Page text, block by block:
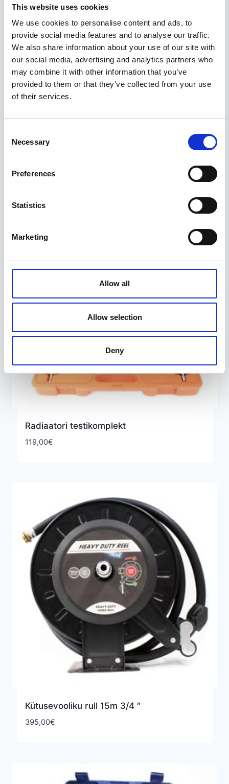
This website uses cookies
We use cookies to personalise content and ads, to
provide social media features and to analyse our traffic.
We also share information about your use of our site with
our social media, advertising and analytics partners who
may combine it with other information that you’ve
provided to them or that they’ve collected from your use
of their services.
Selection
Necessary
Preferences
Statistics
Marketing
Allow all
Allow selection
Deny
Vedrupress McPherson
Radiaatori testikomplekt
119,00€
Kütusevooliku rull 15m 3/4 ″
395,00€